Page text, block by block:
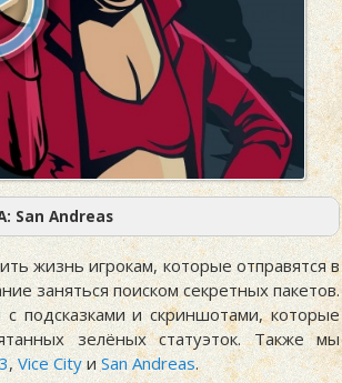
San Andreas
жизнь игрокам, которые отправятся в
заняться поиском секретных пакетов.
с подсказками и скриншотами, которые
зелёных статуэток. Также мы
,Vice CityиSan Andreas.